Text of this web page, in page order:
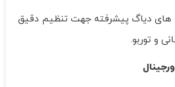
های دیاگ پیشرفته جهت تنظیم دقیق
و توربو.